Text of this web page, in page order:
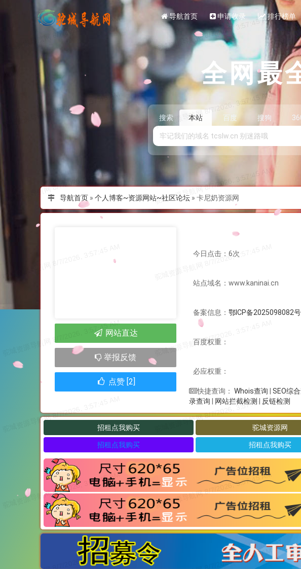
导航首页 申请收录 排行榜单
全网最
搜索 本站 百度 搜狗
导航首页 » 个人博客~资源网站~社区论坛 » 卡尼奶资源网
今日点击：6次
站点域名：www.kaninai.cn
备案信息： 鄂ICP备2025098082
百度权重：
必应权重：
快捷查询： Whois查询 SEO综
录查询
网站拦截检测 反链检测
网站直达
举报反馈
点赞 [2]